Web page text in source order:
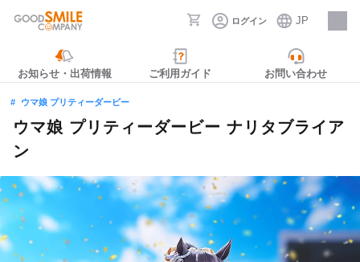
ログイン JP
採用情報
お知らせ・出荷情報 ご利用ガイド お問い合わせ
ウマ娘 プリティーダービー
ウマ娘 プリティーダービー ナリタブライア
ン